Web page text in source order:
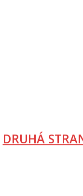
DRUHÁ